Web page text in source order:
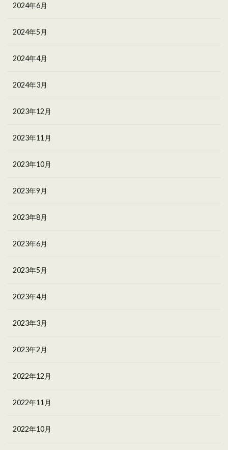
2024年6月
2024年5月
2024年4月
2024年3月
2023年12月
2023年11月
2023年10月
2023年9月
2023年8月
2023年6月
2023年5月
2023年4月
2023年3月
2023年2月
2022年12月
2022年11月
2022年10月